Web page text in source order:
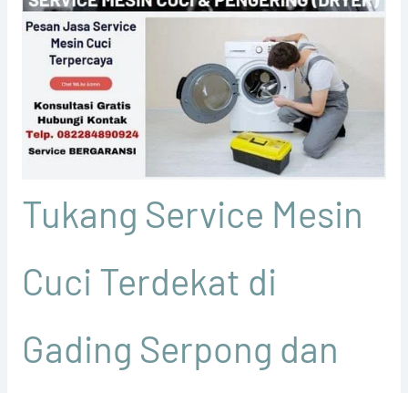
Tukang Service Mesin
Cuci Terdekat di
Gading Serpong dan